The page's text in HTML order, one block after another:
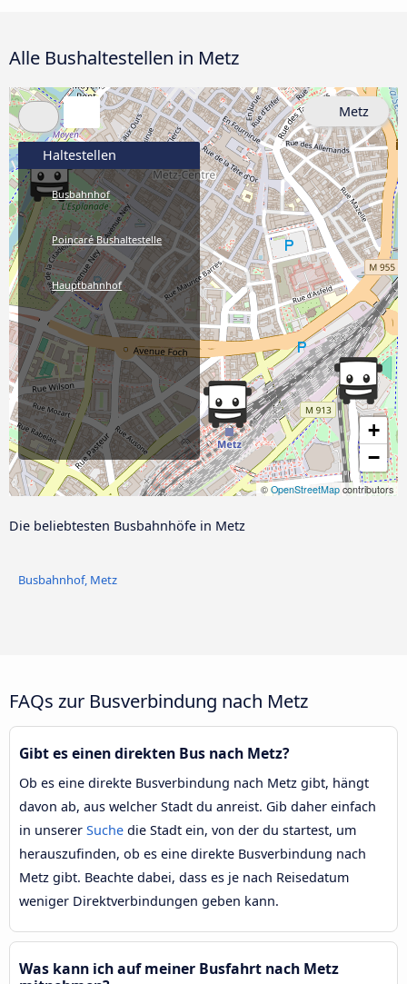
Alle Bushaltestellen in Metz
+
−
© OpenStreetMap contributors
Haltestellen
Busbahnhof
Poincaré Bushaltestelle
Hauptbahnhof
Metz
Die beliebtesten Busbahnhöfe in Metz
Busbahnhof, Metz
FAQs zur Busverbindung nach Metz
Gibt es einen direkten Bus nach Metz?
Ob es eine direkte Busverbindung nach Metz gibt, hängt
davon ab, aus welcher Stadt du anreist. Gib daher einfach
in unserer Suche die Stadt ein, von der du startest, um
herauszufinden, ob es eine direkte Busverbindung nach
Metz gibt. Beachte dabei, dass es je nach Reisedatum
weniger Direktverbindungen geben kann.
Was kann ich auf meiner Busfahrt nach Metz